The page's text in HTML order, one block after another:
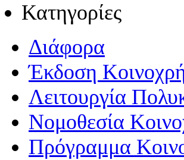
Κατηγορίες
Διάφορα
Έκδοση
Λειτουργία
Νομοθεσία
Πρόγραμμα